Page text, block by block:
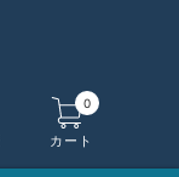
カート
0